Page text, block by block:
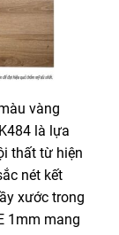
vàng
là lựa
thất từ hiện
nét kết
xước trong
1mm mang